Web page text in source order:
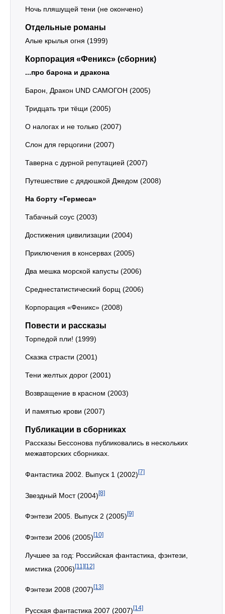
Ночь пляшущей тени (не окончено)
Отдельные романы
Алые крылья огня (1999)
Корпорация «Феникс» (сборник)
...про барона и дракона
Барон, Дракон UND САМОГОН (2005)
Тридцать три тёщи (2005)
О налогах и не только (2007)
Слон для герцогини (2007)
Таверна с дурной репутацией (2007)
Путешествие с дядюшкой Джедом (2008)
На борту «Гермеса»
Табачный соус (2003)
Достижения цивилизации (2004)
Приключения в консервах (2005)
Два мешка морской капусты (2006)
Среднестатистический борщ (2006)
Корпорация «Феникс» (2008)
Повести и рассказы
Торпедой пли! (1999)
Сказка страсти (2001)
Тени желтых дорог (2001)
Возвращение в красном (2003)
И памятью крови (2007)
Публикации в сборниках
Рассказы Бессонова публиковались в нескольких
межавторских сборниках.
Фантастика 2002. Выпуск 1 (2002)[7]
Звездный Мост (2004)[8]
Фэнтези 2005. Выпуск 2 (2005) [9]
Фэнтези 2006 (2005)[10]
Лучшее за год: Российская фантастика, фэнтези,
мистика (2006)[11][12]
Фэнтези 2008 (2007) [13]
Русская фантастика 2007 (2007)[14]